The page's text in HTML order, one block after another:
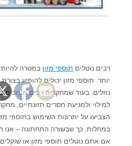
רבים נוטלים תוספי מזון במטרה להיות
יותר. תוספי מזון יכולים להופיע
נוזלים. בעוד שמחקרים רבים תומכים
למילוי ולמניעת חסרים תזונתיים,
הצביעו על יתרונות השימוש בתוספי
במחלות. כך שבשורה התחתונה – אנו
אם אתם נוטלים תוספי מזון או